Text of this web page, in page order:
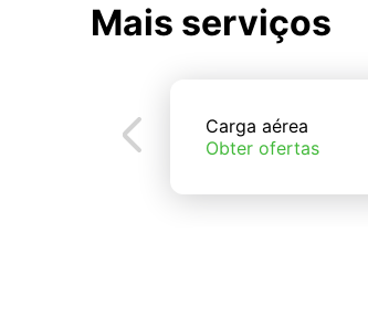
Mais serviços
Carga aérea
Obter ofertas